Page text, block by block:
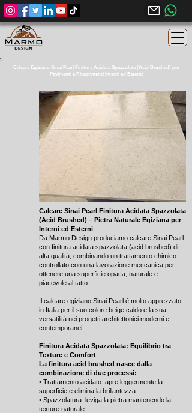
Calcare Egiziano Sinai Pearl Finitura Acidata Spazzolata (Acid Brushed) per
Pavimenti e Rivestimenti Interni ed Esterni
Calcare Sinai Pearl Finitura Acidata Spazzolata
(Acid Brushed) – Pietra Naturale Egiziana per
Interni ed Esterni
Da Marmo Design produciamo calcare Sinai Pearl
con finitura acidata spazzolata (acid brushed) di
alta qualità, combinando un trattamento chimico
controllato con una lavorazione meccanica per
ottenere una superficie opaca, naturale e
piacevole al tatto.
Il calcare egiziano Sinai Pearl è molto apprezzato
in Italia per il suo colore beige caldo e la sua
versatilità nei progetti architettonici moderni e
contemporanei.
Finitura Acidata Spazzolata: Equilibrio tra
Texture e Comfort
La finitura acid brushed nasce dalla
combinazione di due processi:
• Trattamento acidato: apre leggermente la
superficie e elimina la brillantezza
• Spazzolatura: leviga la pietra mantenendo la
texture naturale